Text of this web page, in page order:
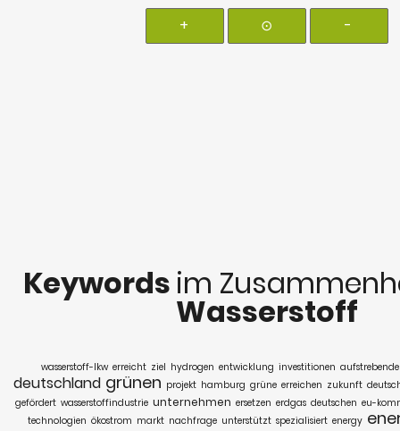
+ ⊙ -
Keywords im
Wasserstoff
wasserstoff-lkw erreicht ziel hydrogen entwicklung investitionen
deutschland grünen projekt hamburg grüne erreichen zukunft
gefördert wasserstoffindustrie unternehmen ersetzen erdgas deutschen eu-
technologien ökostrom markt nachfrage unterstützt spezialisiert energy